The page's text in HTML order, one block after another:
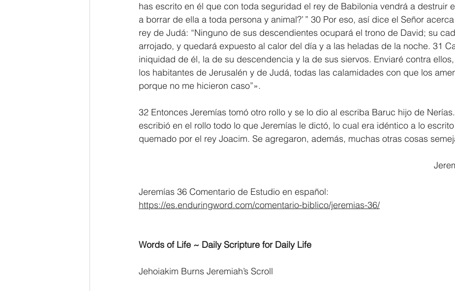
has escrito en él que con toda seguridad el rey de Babilonia vendrá a destruir
a borrar de ella a toda persona y animal?’ ” 30 Por eso, así dice el Señor
rey de Judá: “Ninguno de sus descendientes ocupará el trono de David; su
arrojado, y quedará expuesto al calor del día y a las heladas de la noche. 31
iniquidad de él, la de su descendencia y la de sus siervos. Enviaré contra
los habitantes de Jerusalén y de Judá, todas las calamidades con que los
porque no me hicieron caso”».
32 Entonces Jeremías tomó otro rollo y se lo dio al escriba Baruc hijo de
escribió en el rollo todo lo que Jeremías le dictó, lo cual era idéntico a lo
quemado por el rey Joacim. Se agregaron, además, muchas otras cosas
Jeremías 36 Comentario de Estudio en español:
https://es.enduringword.com/comentario-biblico/jeremias-36/
Words of Life ~ Daily Scripture for Daily Life
Jehoiakim Burns Jeremiah’s Scroll